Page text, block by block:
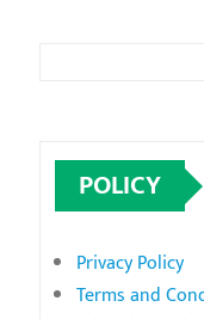
POLICY
Privacy Policy
Terms and